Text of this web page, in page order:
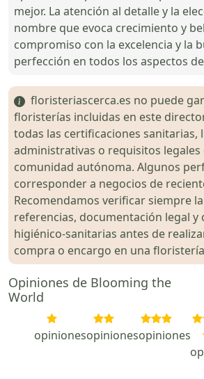
mejor. La atención al detalle y la
nombre que evoca crecimiento y
compromiso con la excelencia y la
perfección en todos los aspectos
floristeriascerca.es no puede
floristerías incluidas en este
todas las certificaciones sanitarias,
administrativas o requisitos legales
comunidad autónoma. Algunos
corresponder a negocios de
Recomendamos verificar siempre
referencias, documentación legal y
higiénico-sanitarias antes de
compra o encargo en una
Opiniones de Blooming the
World
opinionesopinionesopiniones